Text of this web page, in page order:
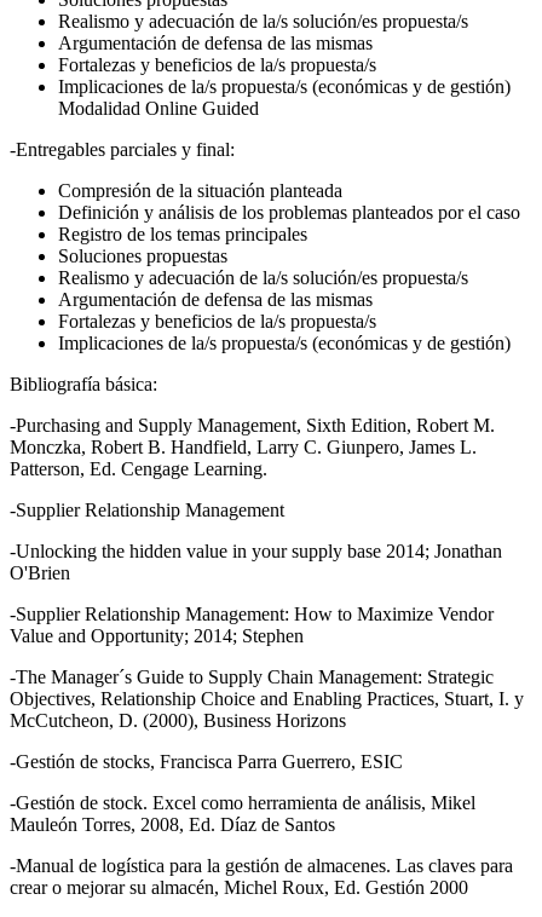
Realismo y adecuación de la/s solución/es propuesta/s
Argumentación de defensa de las mismas
Fortalezas y beneficios de la/s propuesta/s
Implicaciones de la/s propuesta/s (económicas y de gestión)
Modalidad Online Guided
-Entregables parciales y final:
Compresión de la situación planteada
Definición y análisis de los problemas planteados por el caso
Registro de los temas principales
Soluciones propuestas
Realismo y adecuación de la/s solución/es propuesta/s
Argumentación de defensa de las mismas
Fortalezas y beneficios de la/s propuesta/s
Implicaciones de la/s propuesta/s (económicas y de gestión)
Bibliografía básica:
-Purchasing and Supply Management, Sixth Edition, Robert M.
Monczka, Robert B. Handfield, Larry C. Giunpero, James L.
Patterson, Ed. Cengage Learning.
-Supplier Relationship Management
-Unlocking the hidden value in your supply base 2014; Jonathan
O'Brien
-Supplier Relationship Management: How to Maximize Vendor
Value and Opportunity; 2014; Stephen
-The Manager´s Guide to Supply Chain Management: Strategic
Objectives, Relationship Choice and Enabling Practices, Stuart, I. y
McCutcheon, D. (2000), Business Horizons
-Gestión de stocks, Francisca Parra Guerrero, ESIC
-Gestión de stock. Excel como herramienta de análisis, Mikel
Mauleón Torres, 2008, Ed. Díaz de Santos
-Manual de logística para la gestión de almacenes. Las claves para
crear o mejorar su almacén, Michel Roux, Ed. Gestión 2000